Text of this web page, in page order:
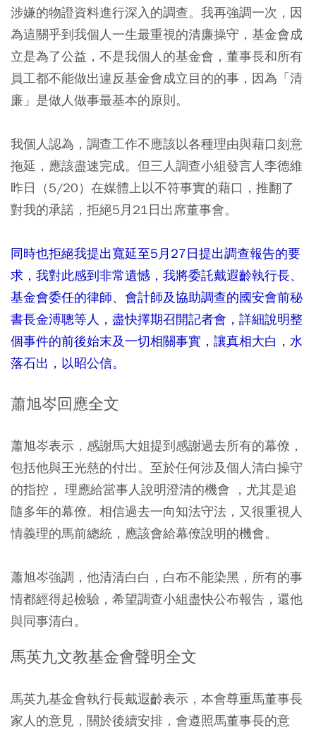
涉嫌的物證資料進行深入的調查。我再強調一次，因
為這關乎到我個人一生最重視的清廉操守，基金會成
立是為了公益，不是我個人的基金會，董事長和所有
員工都不能做出違反基金會成立目的的事，因為「清
廉」是做人做事最基本的原則。
我個人認為，調查工作不應該以各種理由與藉口刻意
拖延，應該盡速完成。但三人調查小組發言人李德維
昨日（5/20）在媒體上以不符事實的藉口，推翻了
對我的承諾，拒絕5月21日出席董事會。
同時也拒絕我提出寬延至5月27日提出調查報告的要
求，我對此感到非常遺憾，我將委託戴遐齡執行長、
基金會委任的律師、會計師及協助調查的國安會前秘
書長金溥聰等人，盡快擇期召開記者會，詳細說明整
個事件的前後始末及一切相關事實，讓真相大白，水
落石出，以昭公信。
蕭旭岑回應全文
蕭旭岑表示，感謝馬大姐提到感謝過去所有的幕僚，
包括他與王光慈的付出。至於任何涉及個人清白操守
的指控， 理應給當事人說明澄清的機會 ，尤其是追
隨多年的幕僚。相信過去一向知法守法，又很重視人
情義理的馬前總統，應該會給幕僚說明的機會。
蕭旭岑強調，他清清白白，白布不能染黑，所有的事
情都經得起檢驗，希望調查小組盡快公布報告，還他
與同事清白。
馬英九文教基金會聲明全文
馬英九基金會執行長戴遐齡表示，本會尊重馬董事長
家人的意見，關於後續安排，會遵照馬董事長的意